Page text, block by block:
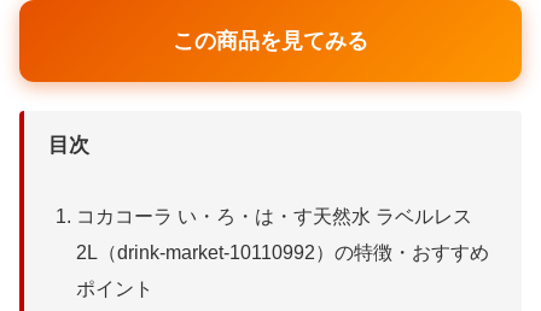
この商品を見てみる
目次
コカコーラ い・ろ・は・す天然水 ラベルレス
2L（drink-market-10110992）の特徴・おすすめ
ポイント